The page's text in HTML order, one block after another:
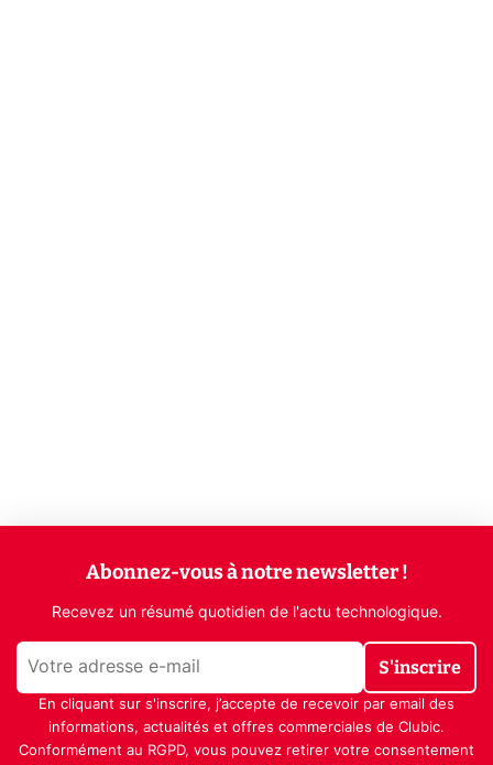
Abonnez-vous à notre newsletter !
Recevez un résumé quotidien de l'actu technologique.
S'inscrire
En cliquant sur s'inscrire, j’accepte de recevoir par email des
informations, actualités et offres commerciales de Clubic.
Conformément au RGPD, vous pouvez retirer votre consentement